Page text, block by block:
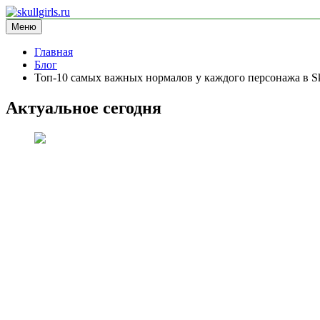
Перейти
к
содержимому
skullgirls.ru
информационный сайт
Меню
Главная
Блог
Топ-10 самых важных нормалов у каждого персонажа в
Актуальное сегодня